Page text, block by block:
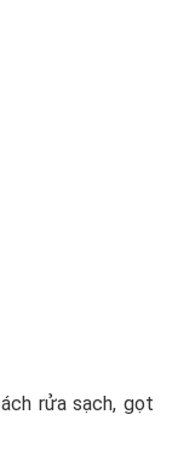
rửa sạch, gọt